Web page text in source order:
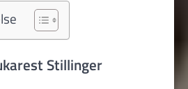
Stillinger